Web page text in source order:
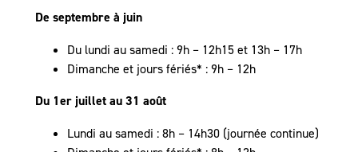
De septembre à juin
Du lundi au samedi : 9h – 12h15 et 13h – 17h
Dimanche et jours fériés* : 9h – 12h
Du 1er juillet au 31 août
Lundi au samedi : 8h – 14h30 (journée continue)